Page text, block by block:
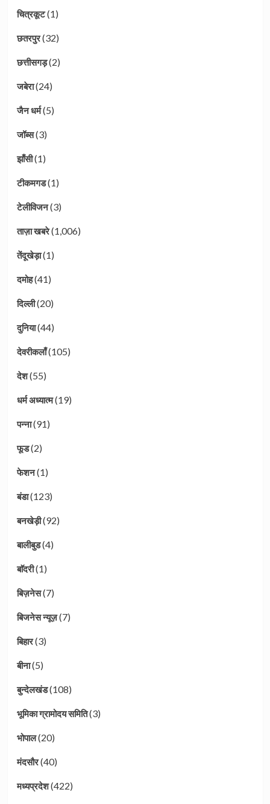
चित्रकूट(1)
छतरपुर(32)
छत्तीसगड़(2)
जबेरा(24)
जैन धर्म(5)
जॉब्स(3)
झाँसी(1)
टीकमगड(1)
टेलीविजन(3)
ताज़ा खबरे(1,006)
तेंदूखेड़ा(1)
दमोह(41)
दिल्ली(20)
दुनिया(44)
देवरीकलाँ(105)
देश(55)
धर्म अध्यात्म(19)
पन्ना(91)
फूड(2)
फेशन(1)
बंडा(123)
बनखेड़ी(92)
बालीबुड(4)
बाॅदरी(1)
बिज़नेस(7)
बिजनेस न्यूज़(7)
बिहार(3)
बीना(5)
बुन्देलखंड(108)
भूमिका ग्रामोदय समिति(3)
भोपाल(20)
मंदसौर(40)
मध्यप्रदेश(422)